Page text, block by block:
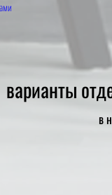
варианты
в